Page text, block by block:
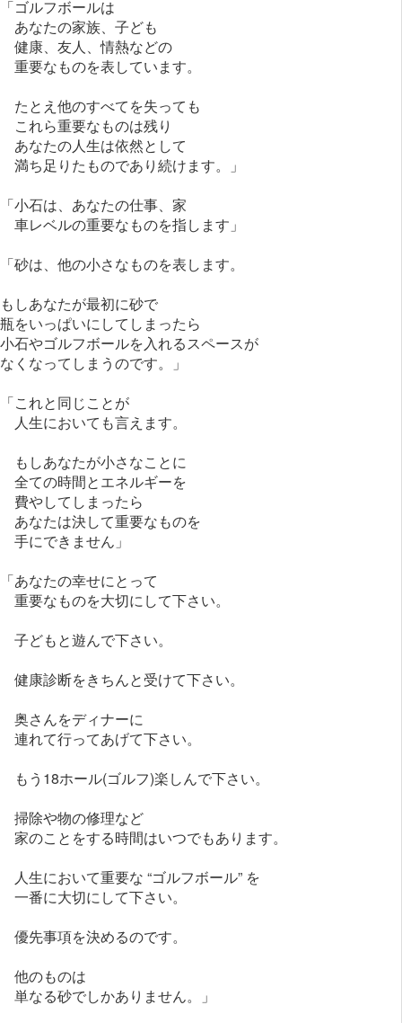
「ゴルフボールは
あなたの家族、子ども
健康、友人、情熱などの
重要なものを表しています。
たとえ他のすべてを失っても
これら重要なものは残り
あなたの人生は依然として
満ち足りたものであり続けます。」
「小石は、あなたの仕事、家
車レベルの重要なものを指します」
「砂は、他の小さなものを表します。
もしあなたが最初に砂で
瓶をいっぱいにしてしまったら
小石やゴルフボールを入れるスペースが
なくなってしまうのです。」
「これと同じことが
人生においても言えます。
もしあなたが小さなことに
全ての時間とエネルギーを
費やしてしまったら
あなたは決して重要なものを
手にできません」
「あなたの幸せにとって
重要なものを大切にして下さい。
子どもと遊んで下さい。
健康診断をきちんと受けて下さい。
奥さんをディナーに
連れて行ってあげて下さい。
もう18ホール(ゴルフ)楽しんで下さい。
掃除や物の修理など
家のことをする時間はいつでもあります。
人生において重要な “ゴルフボール” を
一番に大切にして下さい。
優先事項を決めるのです。
他のものは
単なる砂でしかありません。」